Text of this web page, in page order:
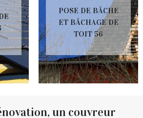
POSE DE BÂCHE
ET BÂCHAGE DE
TOIT 56
un couvreur